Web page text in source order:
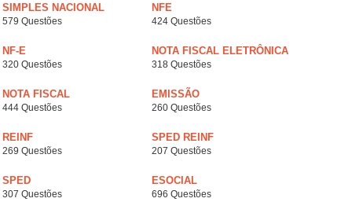
SIMPLES NACIONAL
579 Questões
NFE
424 Questões
NF-E
320 Questões
NOTA FISCAL ELETRÔNICA
318 Questões
NOTA FISCAL
444 Questões
EMISSÃO
260 Questões
REINF
269 Questões
SPED REINF
207 Questões
SPED
307 Questões
ESOCIAL
696 Questões